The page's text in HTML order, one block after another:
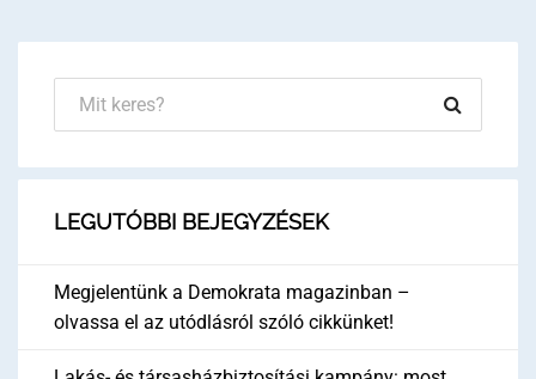
LEGUTÓBBI BEJEGYZÉSEK
Megjelentünk a Demokrata magazinban –
olvassa el az utódlásról szóló cikkünket!